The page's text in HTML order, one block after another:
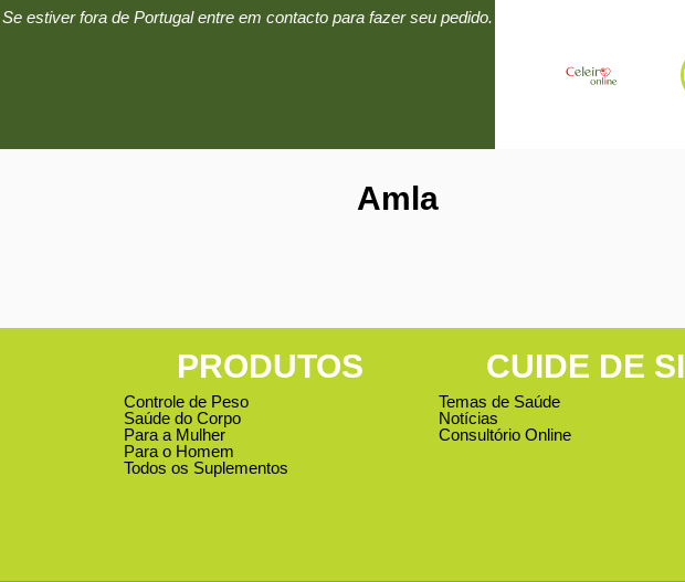
Se estiver fora de Portugal entre em contacto para fazer seu pedido.
Amla
PRODUTOS
Controle de Peso
Saúde do Corpo
Para a Mulher
Para o Homem
Todos os Suplementos
CUIDE DE SI
Temas de Saúde
Notícias
Consultório Online